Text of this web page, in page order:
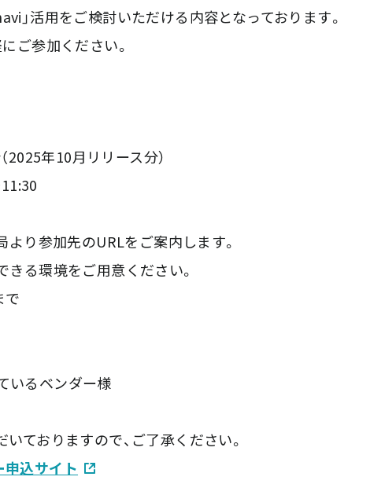
」活用をご検討いただける内容となっております。
ご参加ください。
年10月リリース分）
より参加先のURLをご案内します。
る環境をご用意ください。
で
いるベンダー様
ておりますので、ご了承ください。
込サイト